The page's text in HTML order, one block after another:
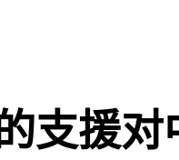
支援对